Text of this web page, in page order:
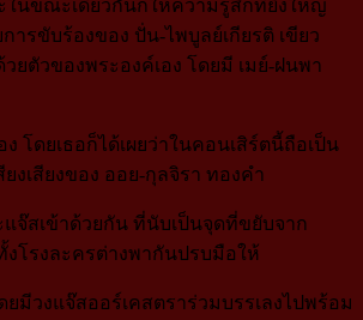
ะในขณะเดียวกันก็ให้ความรู้สึกที่ยิ่งใหญ่
ารขับร้องของ ปั่น-ไพบูลย์เกียรติ เขียว
ตัวของพระองค์เอง โดยมี เมย์-ฝนพา
โดยเธอก็ได้เผยว่าในคอนเสิร์ตนี้ถือเป็น
งเสียงของ ออย-กุลจิรา ทองคำ
แจ๊สเข้าด้วยกัน ที่นับเป็นจุดที่ขยับจาก
โรงละครต่างพากันปรบมือให้
มีวงแจ๊สออร์เคสตราร่วมบรรเลงไปพร้อม